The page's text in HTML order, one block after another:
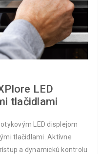
LED
tlačidlami
LED displejom
tlačidlami. Aktívne
a dynamickú kontrolu